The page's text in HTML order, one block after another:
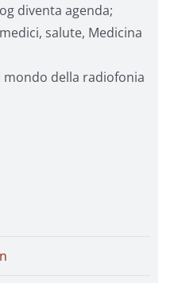
diventa agenda;
salute, Medicina
mondo della radiofonia